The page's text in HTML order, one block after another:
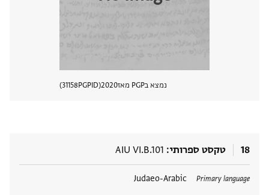
נמצא בPGP מאז 2020
PGPID
31158
18 טקסט ספרותי AIU VI.B.101
Primary language
Judaeo-Arabic תגים